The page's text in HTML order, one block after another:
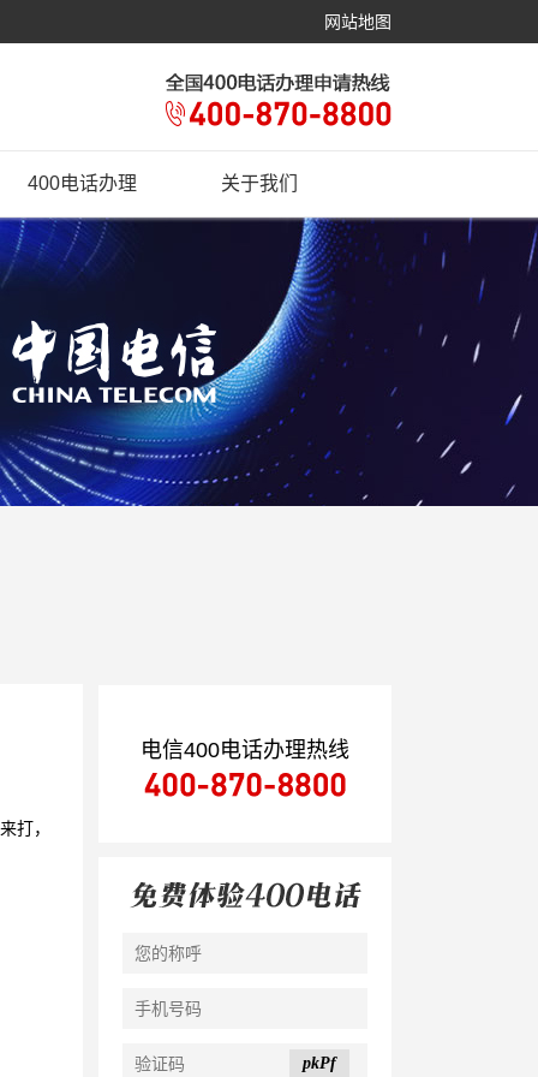
网站地图
400电话办理 关于我们
打，
电信400电话办理热线
pkPf